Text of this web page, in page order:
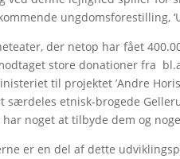
ungdomsforestilling,
der netop har fået
store donationer fra
til projektet ’Andre
særdeles etnisk-brogede
noget at tilbyde dem og
er en del af dette